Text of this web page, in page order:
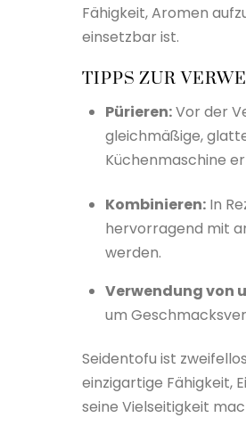
Fähigkeit, Aromen
einsetzbar ist.
TIPPS ZUR
Pürieren:Vor der
gleichmäßige,
Küchenmaschine
Kombinieren:In
hervorragend mit
werden.
Verwendung von
um
Seidentofu ist
einzigartige Fähigkeit,
seine Vielseitigkeit